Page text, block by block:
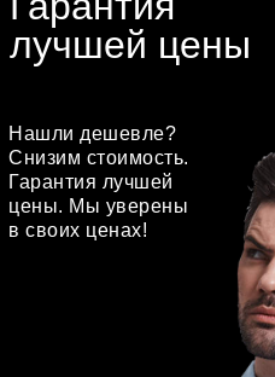
лучшей цены
Нашли дешевле?
Снизим стоимость.
Гарантия лучшей
цены. Мы уверены
в своих ценах!